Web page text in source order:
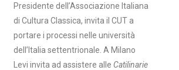
Presidente dell’Associazione Italiana
di Cultura Classica, invita il CUT a
portare i processi nelle università
dell’Italia settentrionale. A Milano
Levi invita ad assistere alle Catilinarie